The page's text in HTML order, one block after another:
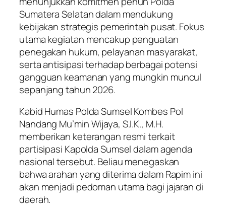
Sumatera Selatan dalam mendukung
kebijakan strategis pemerintah pusat. Fokus
utama kegiatan mencakup penguatan
penegakan hukum, pelayanan masyarakat,
serta antisipasi terhadap berbagai potensi
gangguan keamanan yang mungkin muncul
sepanjang tahun 2026.
Kabid Humas Polda Sumsel Kombes Pol
Nandang Mu’min Wijaya, S.I.K., M.H.
memberikan keterangan resmi terkait
partisipasi Kapolda Sumsel dalam agenda
nasional tersebut. Beliau menegaskan
bahwa arahan yang diterima dalam Rapim ini
akan menjadi pedoman utama bagi jajaran di
daerah.